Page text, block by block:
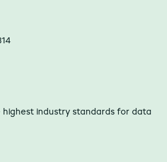
highest industry standards for data